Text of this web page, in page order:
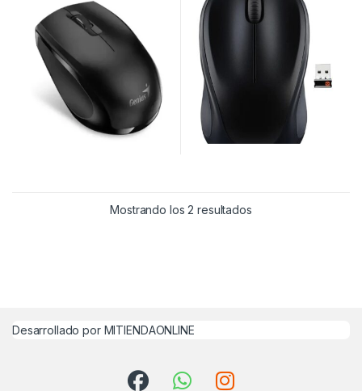
Mostrando los 2 resultados
Desarrollado por MITIENDAONLINE